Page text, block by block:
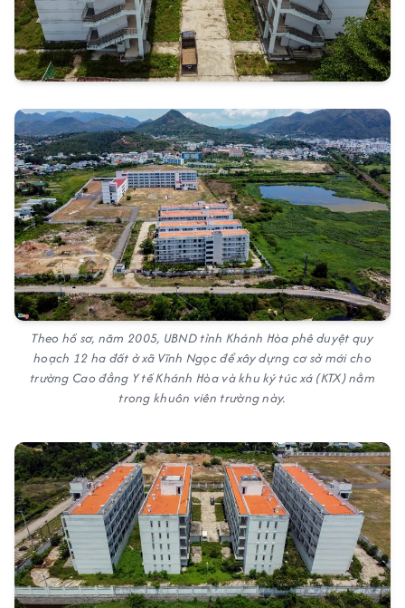
Theo hồ sơ, năm 2005, UBND tỉnh Khánh Hòa phê duyệt quy
hoạch 12 ha đất ở xã Vĩnh Ngọc để xây dựng cơ sở mới cho
trường Cao đẳng Y tế Khánh Hòa và khu ký túc xá (KTX) nằm
trong khuôn viên trường này.